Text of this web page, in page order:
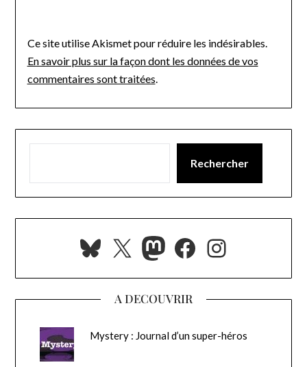
Ce site utilise Akismet pour réduire les indésirables.
En savoir plus sur la façon dont les données de vos
commentaires sont traitées.
Rechercher
Bluesky
X Mastodon
Facebook
A DECOUVRIR
Mystery : Journal d’un super-héros